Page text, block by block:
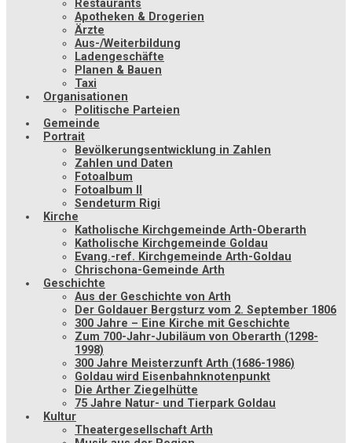
Restaurants
Apotheken & Drogerien
Ärzte
Aus-/Weiterbildung
Ladengeschäfte
Planen & Bauen
Taxi
Organisationen
Politische Parteien
Gemeinde
Portrait
Bevölkerungsentwicklung in Zahlen
Zahlen und Daten
Fotoalbum
Fotoalbum II
Sendeturm Rigi
Kirche
Katholische Kirchgemeinde Arth-Oberarth
Katholische Kirchgemeinde Goldau
Evang.-ref. Kirchgemeinde Arth-Goldau
Chrischona-Gemeinde Arth
Geschichte
Aus der Geschichte von Arth
Der Goldauer Bergsturz vom 2. September 1806
300 Jahre – Eine Kirche mit Geschichte
Zum 700-Jahr-Jubiläum von Oberarth (1298-
1998)
300 Jahre Meisterzunft Arth (1686-1986)
Goldau wird Eisenbahnknotenpunkt
Die Arther Ziegelhütte
75 Jahre Natur- und Tierpark Goldau
Kultur
Theatergesellschaft Arth